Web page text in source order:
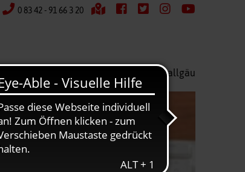
0 83 42 - 91 66 3 20
Kreisverband Ostallgäu